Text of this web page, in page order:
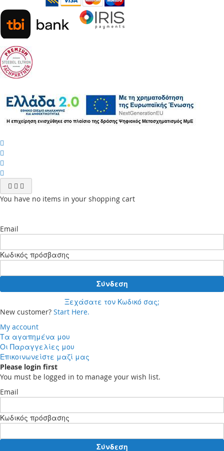
You have no items in your shopping cart
Email
Κωδικός πρόσβασης
Σύνδεση
Ξεχάσατε τον Κωδικό σας;
New customer? Start Here.
My account
Τα αγαπημένα μου
Οι Παραγγελίες μου
Επικοινωνείστε μαζί μας
Please login first
You must be logged in to manage your wish list.
Email
Κωδικός πρόσβασης
Σύνδεση